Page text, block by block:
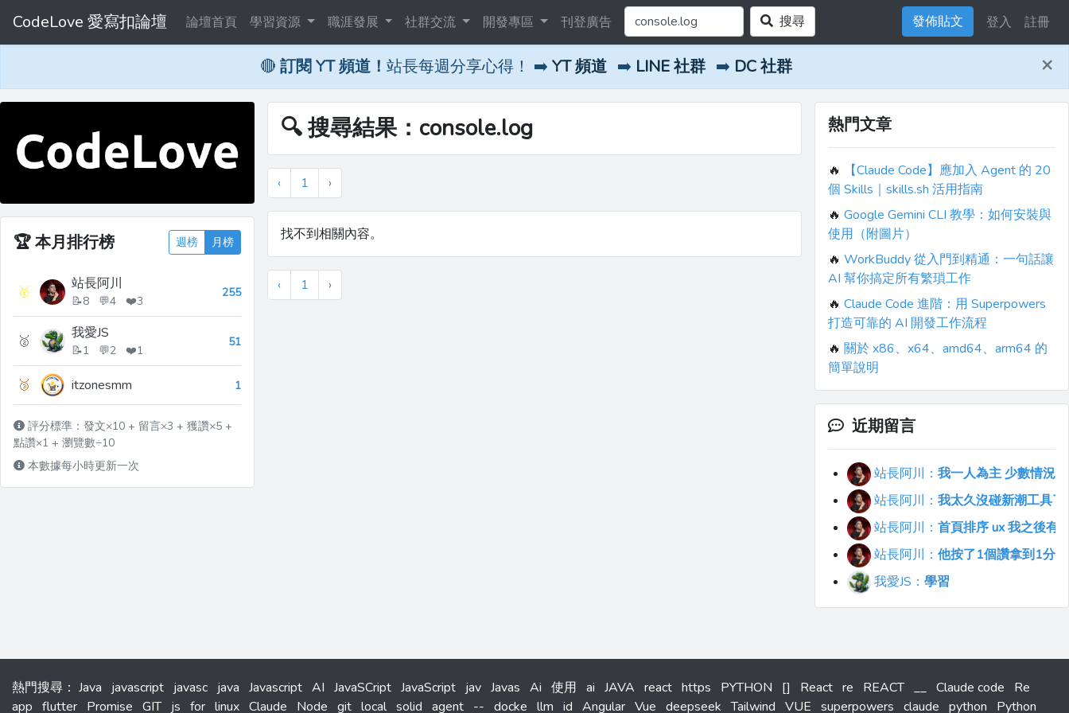
CodeLove 愛寫扣論壇 論壇首頁 學習資源 職涯發展 社群交流 開發專區 刊登廣告 搜尋 發佈貼文 登入 註冊
🔴 訂閱 YT 頻道！ 站長每週分享心得！ ➡️ YT 頻道 ➡️ LINE 社群 ➡️ DC 社群 ×
🏆本月排行榜 週榜 月榜
🥇 站長阿川
📝8 💬4 ❤️3
255
🥈 我愛JS
📝1 💬2 ❤️1
51
🥉 itzonesmm 1
評分標準：發文×10 + 留言×3 + 獲讚×5 +
點讚×1 + 瀏覽數÷10
本數據每小時更新一次
🔍 搜尋結果：console.log
‹ 1 ›
找不到相關內容。
‹ 1 ›
熱門文章
🔥
【Claude Code】應加入 Agent 的 20
個 Skills｜skills.sh 活用指南
🔥 Google Gemini CLI 教學：如何安裝與
使用（附圖片）
🔥 WorkBuddy 從入門到精通：一句話讓
AI 幫你搞定所有繁瑣工作
🔥 Claude Code 進階：用 Superpowers
打造可靠的 AI 開發工作流程
🔥 關於 x86、x64、amd64、arm64 的
簡單說明
近期留言
站長阿川： 我一人為主 少數情況
站長阿川： 我太久沒碰新潮工具了
站長阿川： 首頁排序 ux 我之後有
站長阿川： 他按了1個讚拿到1分
我愛JS： 學習
熱門搜尋 ： Java javascript javasc java Javascript AI JavaSCript JavaScript jav Javas Ai 使用 ai JAVA react https PYTHON [] React re REACT __ Claude code
Re
app flutter Promise GIT js for linux Claude Node git local solid agent -- docke llm id Angular Vue deepseek Tailwind VUE superpowers claude python Python